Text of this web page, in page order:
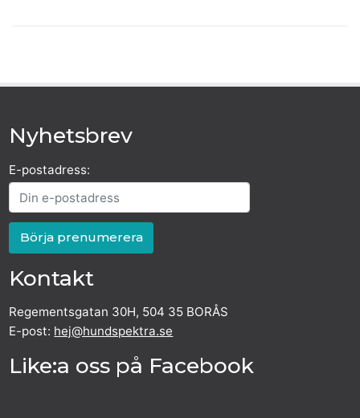
Nyhetsbrev
E-postadress:
Kontakt
Regementsgatan 30H, 504 35 BORÅS
E-post: hej@hundspektra.se
Like:a oss på Facebook